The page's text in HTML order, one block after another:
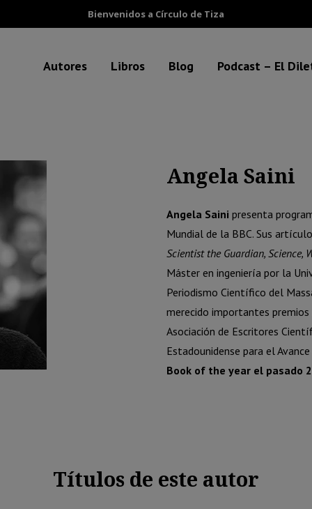
Bienvenidos a Círculo de Tiza
Autores Libros Blog Podcast – El
Angela Saini
Angela Saini presenta
Mundial de la BBC. Sus
Scientist the Guardian, Science,
Máster en ingeniería por la
Periodismo Científico del
merecido importantes
Asociación de Escritores
Estadounidense para el Avance
Book of the year el pasado
Títulos de este autor